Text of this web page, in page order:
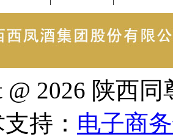
@ 2026 陕西
持： 电子商